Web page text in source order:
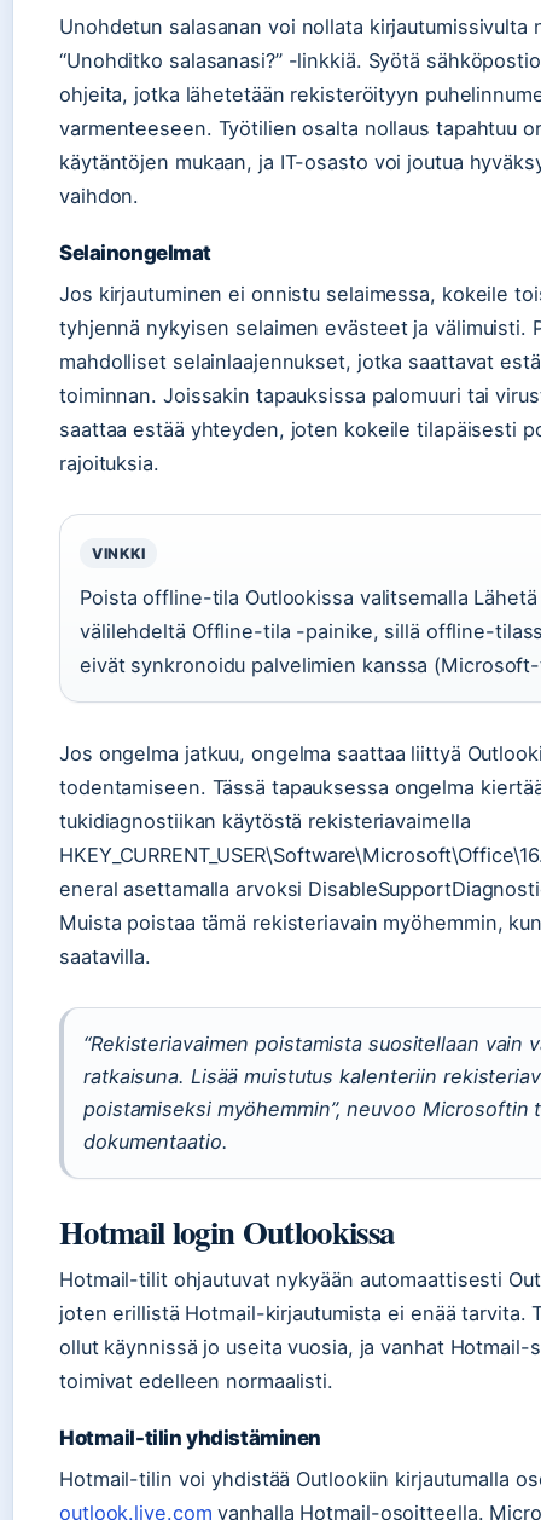
Unohdetun salasanan voi nollata kirjautumissivulta
“Unohditko salasanasi?” -linkkiä. Syötä
ohjeita, jotka lähetetään rekisteröityyn
varmenteeseen. Työtilien osalta nollaus tapahtuu
käytäntöjen mukaan, ja IT-osasto voi joutua
vaihdon.
Selainongelmat
Jos kirjautuminen ei onnistu selaimessa, kokeile
tyhjennä nykyisen selaimen evästeet ja välimuisti.
mahdolliset selainlaajennukset, jotka saattavat
toiminnan. Joissakin tapauksissa palomuuri tai
saattaa estää yhteyden, joten kokeile tilapäisesti
rajoituksia.
VINKKI
Poista offline-tila Outlookissa valitsemalla
välilehdeltä Offline-tila -painike, sillä offline-
eivät synkronoidu palvelimien kanssa
Jos ongelma jatkuu, ongelma saattaa liittyä
todentamiseen. Tässä tapauksessa ongelma
tukidiagnostiikan käytöstä rekisteriavaimella
eneral asettamalla arvoksi
Muista poistaa tämä rekisteriavain myöhemmin,
saatavilla.
“Rekisteriavaimen poistamista suositellaan vain
ratkaisuna. Lisää muistutus kalenteriin
poistamiseksi myöhemmin”, neuvoo Microsoftin
dokumentaatio.
Hotmail login Outlookissa
Hotmail-tilit ohjautuvat nykyään automaattisesti
joten erillistä Hotmail-kirjautumista ei enää tarvita.
ollut käynnissä jo useita vuosia, ja vanhat
toimivat edelleen normaalisti.
Hotmail-tilin yhdistäminen
Hotmail-tilin voi yhdistää Outlookiin kirjautumalla
outlook.live.com vanhalla Hotmail-osoitteella.